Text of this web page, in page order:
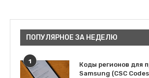
ПОПУЛЯРНОЕ ЗА НЕДЕЛЮ
1
Коды регионов для
Samsung (CSC